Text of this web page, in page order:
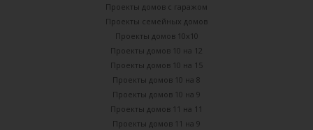
Проекты домов с гаражом
Проекты семейных домов
Проекты домов 10х10
Проекты домов 10 на 12
Проекты домов 10 на 15
Проекты домов 10 на 8
Проекты домов 10 на 9
Проекты домов 11 на 11
Проекты домов 11 на 9